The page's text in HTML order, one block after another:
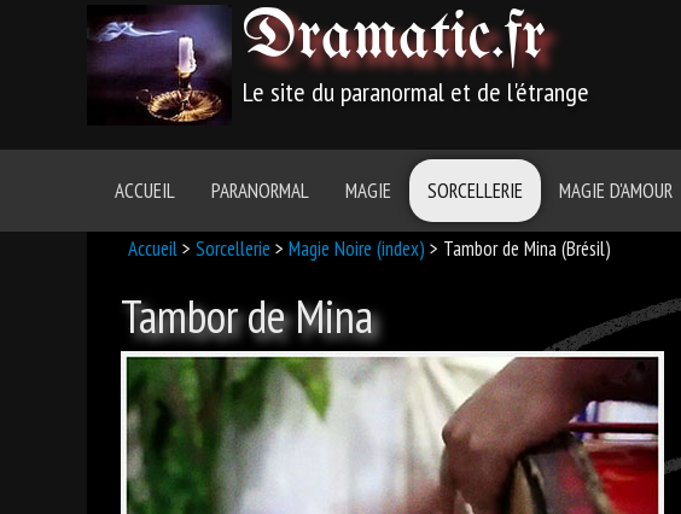
Dramatic.fr
Le site du paranormal et de l'étrange
ACCUEIL PARANORMAL MAGIE SORCELLERIE MAGIE D'AMOUR
Accueil> Sorcellerie > Magie Noire (index) > Tambor de Mina (Brésil)
Tambor de Mina